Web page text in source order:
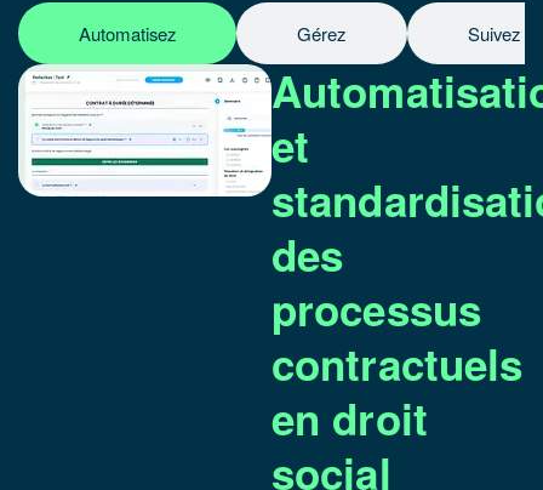
Automatisez Gérez Suivez
et
des
processus
contractuels
en droit
social